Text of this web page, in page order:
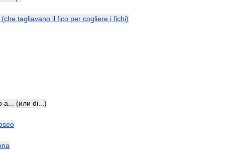
(che tagliavano il fico per cogliere i fichi)
a ... (или di ...)